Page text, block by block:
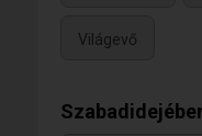
Világevő